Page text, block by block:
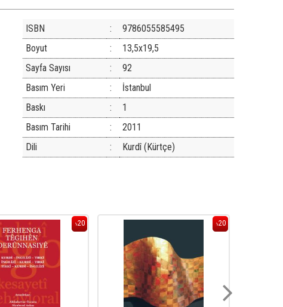
ISBN :
9786055585495
Boyut
:
13,5x19,5
Sayfa Sayısı
:
92
Basım Yeri
:
İstanbul
Baskı
:
1
Basım Tarihi
:
2011
Dili
: Kurdî (Kürtçe)
%20 %20